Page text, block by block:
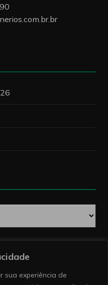
sua experiência de